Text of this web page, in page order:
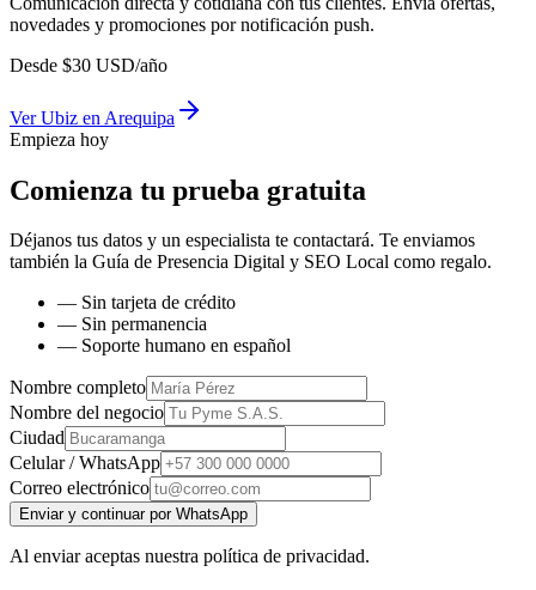
novedades y promociones por notificación push.
Desde $30 USD/año
VerUbiz en Arequipa
Empieza hoy
Comienza tu prueba gratuita
Déjanos tus datos y un especialista te contactará. Te enviamos
también la Guía de Presencia Digital y SEO Local como regalo.
— Sin tarjeta de crédito
— Sin permanencia
— Soporte humano en español
Nombre completo
Nombre del negocio
Ciudad
Celular / WhatsApp
Correo electrónico
Enviar y continuar por WhatsApp
Al enviar aceptas nuestra política de privacidad.